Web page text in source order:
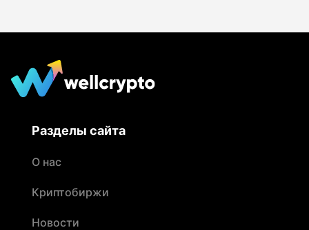
Разделы сайта
О нас
Криптобиржи
Новости